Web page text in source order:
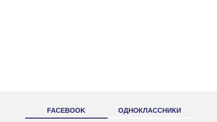
FACEBOOK ОДНОКЛАССНИКИ